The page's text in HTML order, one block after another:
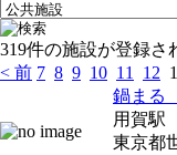
319件の施設が登録さ
< 前 7 8 9 10 11 12
鍋まる
用賀駅
東京都